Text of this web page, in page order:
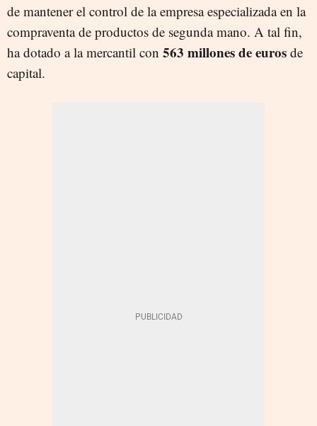
de mantener el control de la empresa especializada en la
compraventa de productos de segunda mano. A tal fin,
ha dotado a la mercantil con 563 millones de euros de
capital.